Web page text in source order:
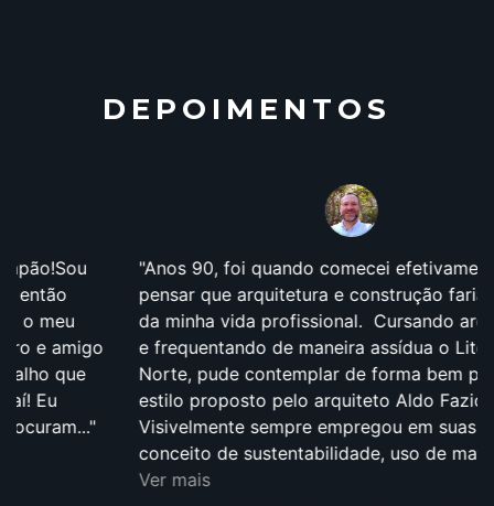
DEPOIMENTOS
Anos 90, foi quando comecei efetivamente a
pensar que arquitetura e construção fariam parte
da minha vida profissional. Cursando arquitetura
e frequentando de maneira assídua o Litoral
Norte, pude contemplar de forma bem próxima o
estilo proposto pelo arquiteto Aldo Fazioli.
Visivelmente sempre empregou em suas obras o
conceito de sustentabilidade, uso de material de...